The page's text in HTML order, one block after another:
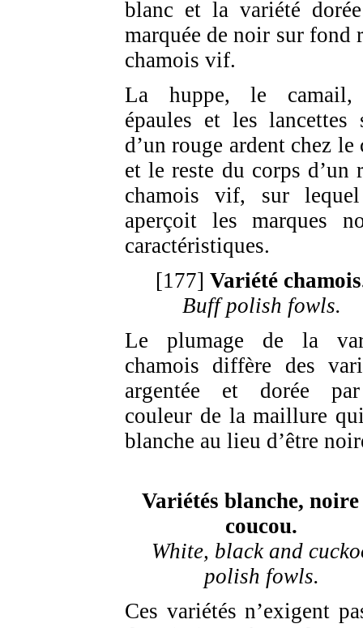
blanc et la variété
marquée de noir sur fond
chamois vif.
La huppe, le camail,
épaules et les lancettes
d’un rouge ardent chez le
et le reste du corps d’un
chamois vif, sur
aperçoit les marques
caractéristiques.
[177] Variété
Buff polish fowls.
Le plumage de la
chamois diffère des
argentée et dorée
couleur de la maillure
blanche au lieu d’être
Variétés blanche, noire
coucou.
White, black and
polish fowls.
Ces variétés n’exigent